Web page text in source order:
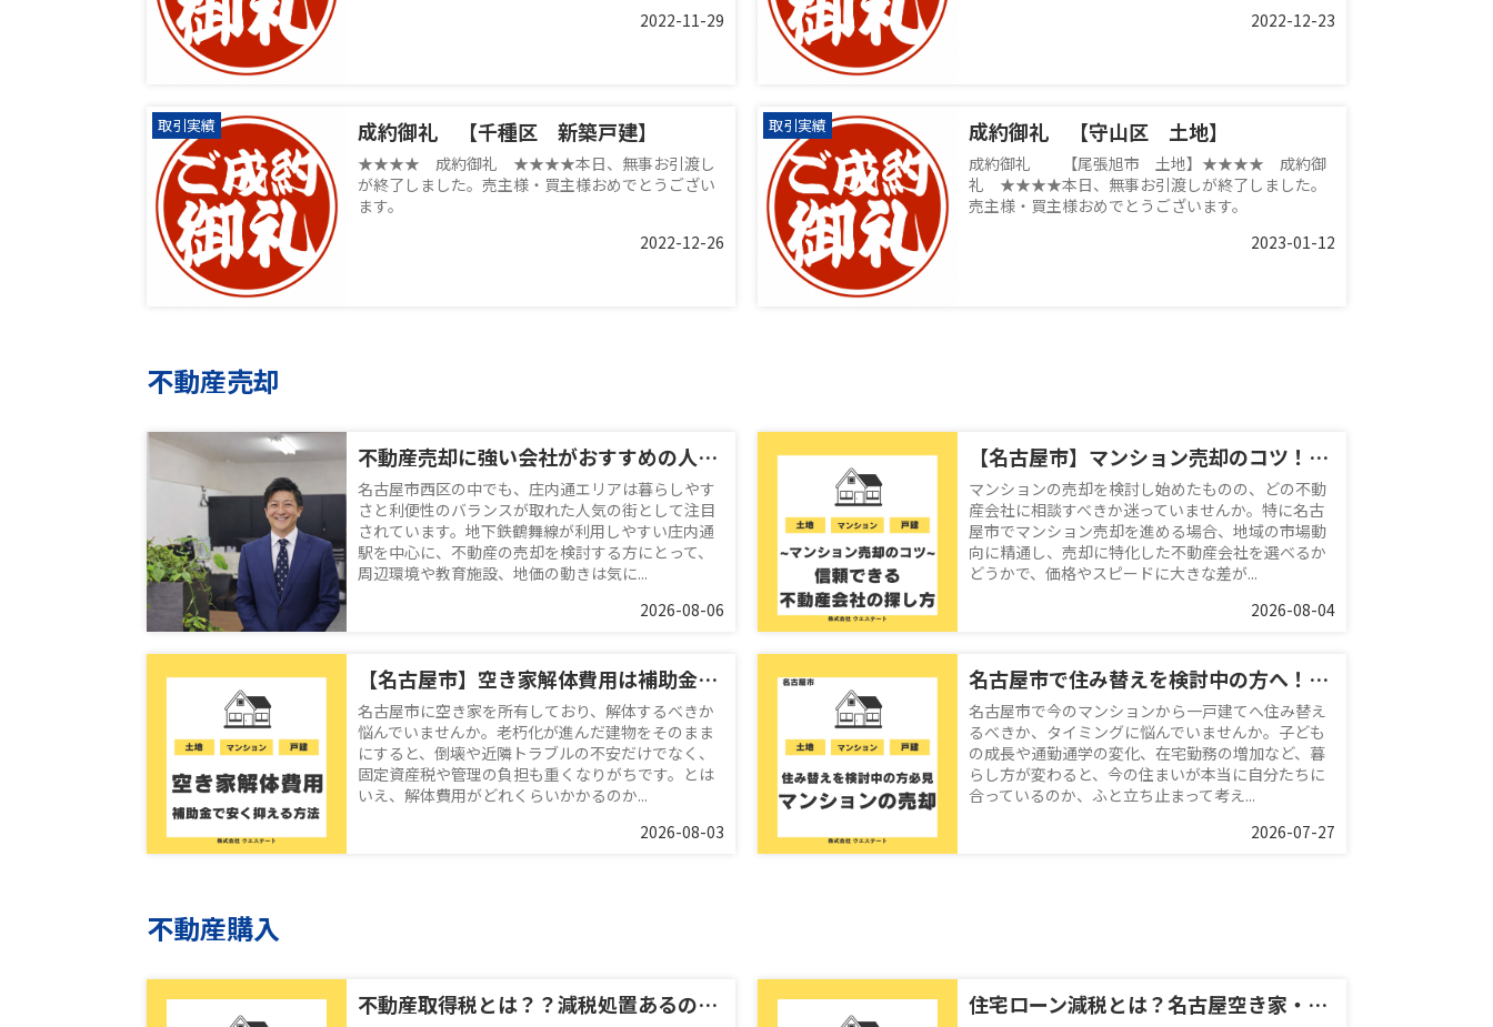
2022-11-29
2022-12-23
取引実績 成約御礼 【千種区 新築戸建】
★★★★ 成約御礼 ★★★★本日、無事お引渡し
が終了しました。売主様・買主様おめでとうござい
ます。
2022-12-26
取引実績 成約御礼 【守山区 土地】
成約御礼 【尾張旭市 土地】★★★★ 成約御
礼 ★★★★本日、無事お引渡しが終了しました。
売主様・買主様おめでとうございます。
2023-01-12
不動産売却
不動産売却に強い会社がおすすめの人気エリア！庄内通駅周辺が魅力的な理由とは？
名古屋市西区の中でも、庄内通エリアは暮らしやす
さと利便性のバランスが取れた人気の街として注目
されています。地下鉄鶴舞線が利用しやすい庄内通
駅を中心に、不動産の売却を検討する方にとって、
周辺環境や教育施設、地価の動きは気に...
2026-08-06
【名古屋市】マンション売却のコツ！信頼できる不動産会社の探し方を解説
マンションの売却を検討し始めたものの、どの不動
産会社に相談すべきか迷っていませんか。特に名古
屋市でマンション売却を進める場合、地域の市場動
向に精通し、売却に特化した不動産会社を選べるか
どうかで、価格やスピードに大きな差が...
2026-08-04
【名古屋市】空き家解体費用は補助金で安く抑える方法は？名古屋空き家相続不動産売却センターへ無料相談のすすめ
名古屋市に空き家を所有しており、解体するべきか
悩んでいませんか。老朽化が進んだ建物をそのまま
にすると、倒壊や近隣トラブルの不安だけでなく、
固定資産税や管理の負担も重くなりがちです。とは
いえ、解体費用がどれくらいかかるのか...
2026-08-03
名古屋市で住み替えを検討中の方へ！マンション売却の最適なタイミングと戸建て購入の流れを解説
名古屋市で今のマンションから一戸建てへ住み替え
るべきか、タイミングに悩んでいませんか。子ども
の成長や通勤通学の変化、在宅勤務の増加など、暮
らし方が変わると、今の住まいが本当に自分たちに
合っているのか、ふと立ち止まって考え...
2026-07-27
不動産購入
不動産取得税とは？？減税処置あるの？名古屋空き家・相続売却センターが解説！ 住宅ローン減税とは？名古屋空き家・相続売却センターが解説！